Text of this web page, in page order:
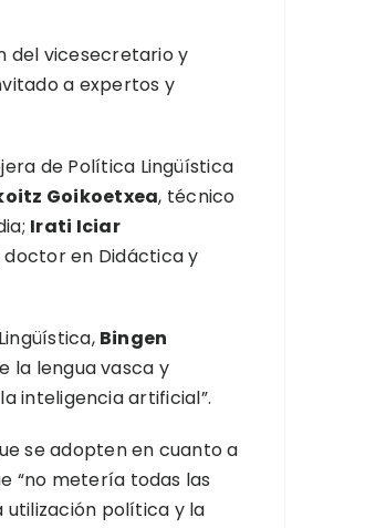
del vicesecretario y
a expertos y
de Política Lingüística
Goikoetxea, técnico
Irati Iciar
doctor en Didáctica y
Bingen
la lengua vasca y
inteligencia artificial”.
se adopten en cuanto a
“no metería todas las
utilización política y la